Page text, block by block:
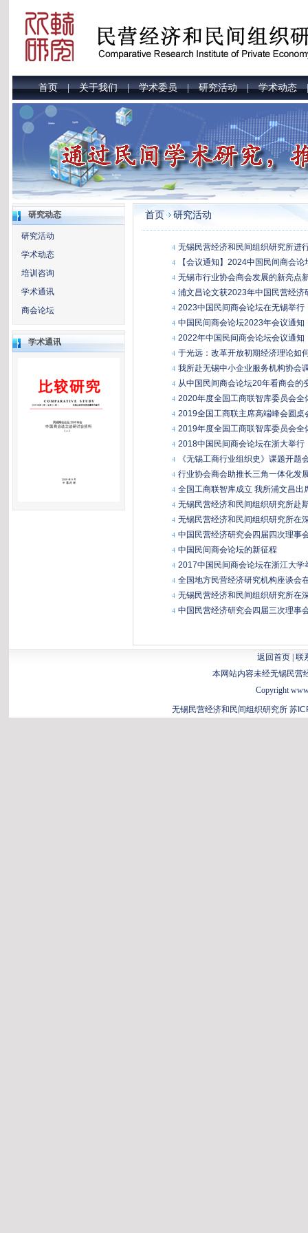
首页|关于我们|学术委员|研究活动|学术动态
研究动态
研究活动
学术动态
培训咨询
学术通讯
商会论坛
学术通讯
首页 研究活动
4 无锡民营经济和民间组织研究所进
4 【会议通知】2024中国民间商会论
4 无锡市行业协会商会发展的新亮点
4 浦文昌论文获2023年中国民营经济
4 2023中国民间商会论坛在无锡举行
4 中国民间商会论坛2023年会议通知
4 2022年中国民间商会论坛会议通知
4 于光远：改革开放初期经济理论如
4 我所赴无锡中小企业服务机构协会
4 从中国民间商会论坛20年看商会的
4 2020年度全国工商联智库委员会全
4 2019全国工商联主席高端峰会圆桌
4 2019年度全国工商联智库委员会全
4 2018中国民间商会论坛在浙大举行
4 《无锡工商行业组织史》课题开题
4 行业协会商会助推长三角一体化发
4 全国工商联智库成立 我所浦文昌出
4 无锡民营经济和民间组织研究所赴
4 无锡民营经济和民间组织研究所在
4 中国民营经济研究会四届四次理事
4 中国民间商会论坛的新征程
4 2017中国民间商会论坛在浙江大学
4 全国地方民营经济研究机构座谈会
4 无锡民营经济和民间组织研究所在
4 中国民营经济研究会四届三次理事
返回首页| 联
本网站内容未经无锡民营
Copyright
无锡民营经济和民间组织研究所 苏